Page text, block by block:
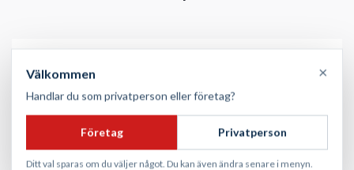
Välkommen ×
Handlar du som privatperson eller företag?
Företag Privatperson
Ditt val sparas om du väljer något. Du kan även ändra senare i menyn.